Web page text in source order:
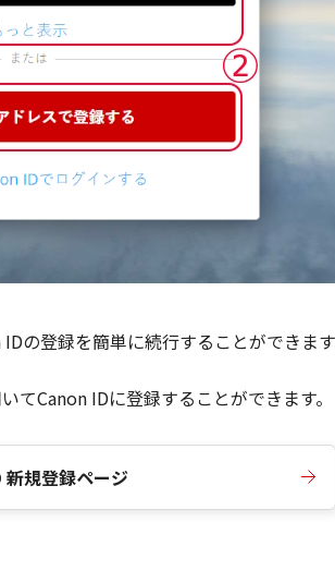
登録を簡単に続行することができます
Canon IDに登録することができます。
規登録ページ